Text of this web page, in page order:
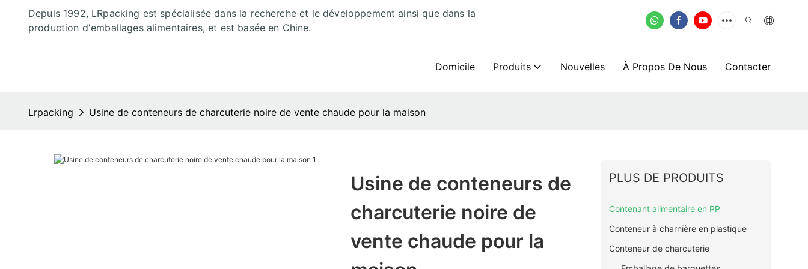
Depuis 1992, LRpacking est spécialisée dans la recherche et le développement ainsi que dans la
production d'emballages alimentaires, et est basée en Chine.
Domicile Produits Nouvelles À Propos De Nous Contacter
Lrpacking Usine de conteneurs de charcuterie noire de vente chaude pour la maison
Usine de conteneurs de
charcuterie noire de
vente chaude pour la
PLUS DE PRODUITS
Contenant alimentaire en PP
Conteneur à charnière en plastique
Conteneur de charcuterie